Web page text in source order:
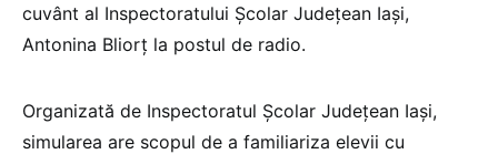
cuvânt al Inspectoratului Școlar Județean Iași,
Antonina Bliorț la postul de radio.
Organizată de Inspectoratul Şcolar Judeţean Iaşi,
simularea are scopul de a familiariza elevii cu